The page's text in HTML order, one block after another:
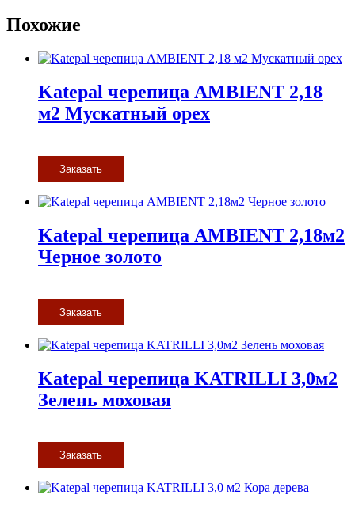
Похожие
Katepal черепица AMBIENT 2,18
м2 Мускатный орех
Заказать
Katepal черепица AMBIENT 2,18м2
Черное золото
Заказать
Katepal черепица KATRILLI 3,0м2
Зелень моховая
Заказать